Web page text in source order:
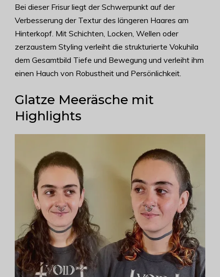
Bei dieser Frisur liegt der Schwerpunkt auf der
Verbesserung der Textur des längeren Haares am
Hinterkopf. Mit Schichten, Locken, Wellen oder
zerzaustem Styling verleiht die strukturierte Vokuhila
dem Gesamtbild Tiefe und Bewegung und verleiht ihm
einen Hauch von Robustheit und Persönlichkeit.
Glatze Meeräsche mit
Highlights